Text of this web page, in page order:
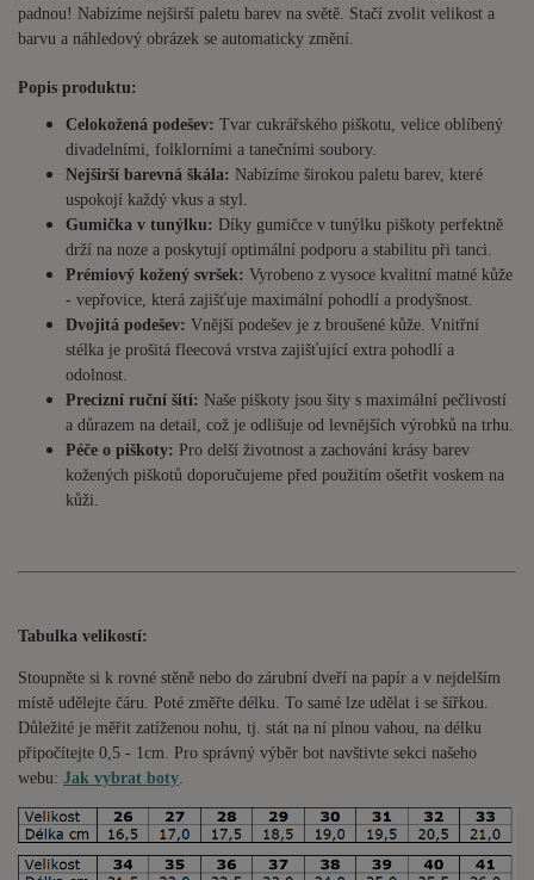
padnou! Nabízíme nejširší paletu barev na světě. Stačí zvolit velikost a
barvu a náhledový obrázek se automaticky změní.
Popis produktu:
Celokožená podešev: Tvar cukrářského piškotu, velice oblíbený
divadelními, folklorními a tanečními soubory.
Nejširší barevná škála: Nabízíme širokou paletu barev, které
uspokojí každý vkus a styl.
Gumička v tunýlku: Díky gumičce v tunýlku piškoty perfektně
drží na noze a poskytují optimální podporu a stabilitu při tanci.
Prémiový kožený svršek: Vyrobeno z vysoce kvalitní matné kůže
- vepřovice, která zajišťuje maximální pohodlí a prodyšnost.
Dvojitá podešev: Vnější podešev je z broušené kůže. Vnitřní
stélka je prošitá fleecová vrstva zajišťující extra pohodlí a
odolnost.
Precizní ruční šití: Naše piškoty jsou šity s maximální pečlivostí
a důrazem na detail, což je odlišuje od levnějších výrobků na trhu.
Péče o piškoty: Pro delší životnost a zachování krásy barev
kožených piškotů doporučujeme před použitím ošetřit voskem na
kůži.
Tabulka velikostí:
Stoupněte si k rovné stěně nebo do zárubní dveří na papír a v nejdelším
místě udělejte čáru. Poté změřte délku. To samé lze udělat i se šířkou.
Důležité je měřit zatíženou nohu, tj. stát na ní plnou vahou, na délku
připočítejte 0,5 - 1cm . Pro správný výběr bot navštivte sekci našeho
webu: Jak vybrat boty